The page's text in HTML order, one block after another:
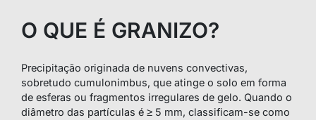
O QUE É GRANIZO?
Precipitação originada de nuvens convectivas,
sobretudo cumulonimbus, que atinge o solo em forma
de esferas ou fragmentos irregulares de gelo. Quando o
diâmetro das partículas é ≥ 5 mm, classificam-se como